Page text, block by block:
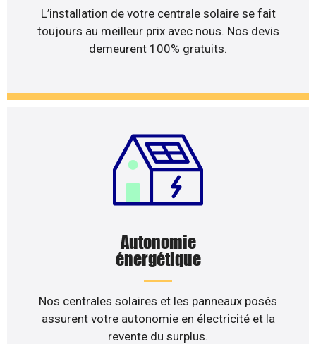
L’installation de votre centrale solaire se fait
toujours au meilleur prix avec nous. Nos devis
demeurent 100% gratuits.
Autonomie
énergétique
Nos centrales solaires et les panneaux posés
assurent votre autonomie en électricité et la
revente du surplus.